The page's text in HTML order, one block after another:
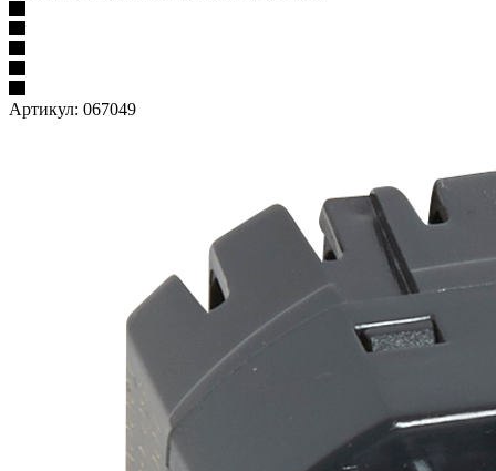
Артикул: 067049